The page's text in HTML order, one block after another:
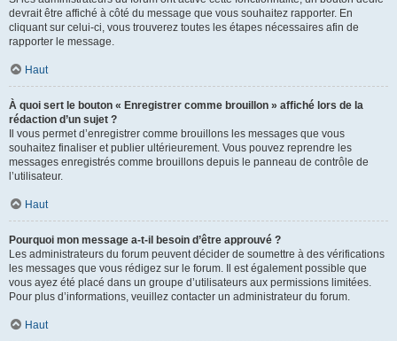
devrait être affiché à côté du message que vous souhaitez rapporter. En
cliquant sur celui-ci, vous trouverez toutes les étapes nécessaires afin de
rapporter le message.
Haut
À quoi sert le bouton « Enregistrer comme brouillon » affiché lors de la
rédaction d’un sujet ?
Il vous permet d’enregistrer comme brouillons les messages que vous
souhaitez finaliser et publier ultérieurement. Vous pouvez reprendre les
messages enregistrés comme brouillons depuis le panneau de contrôle de
l’utilisateur.
Haut
Pourquoi mon message a-t-il besoin d’être approuvé ?
Les administrateurs du forum peuvent décider de soumettre à des vérifications
les messages que vous rédigez sur le forum. Il est également possible que
vous ayez été placé dans un groupe d’utilisateurs aux permissions limitées.
Pour plus d’informations, veuillez contacter un administrateur du forum.
Haut